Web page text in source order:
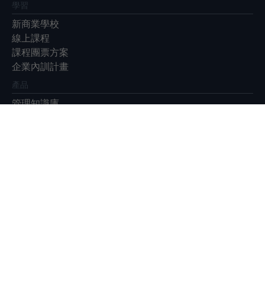
學習
新商業學校
線上課程
課程團票方案
企業內訓計畫
產品
管理知識庫